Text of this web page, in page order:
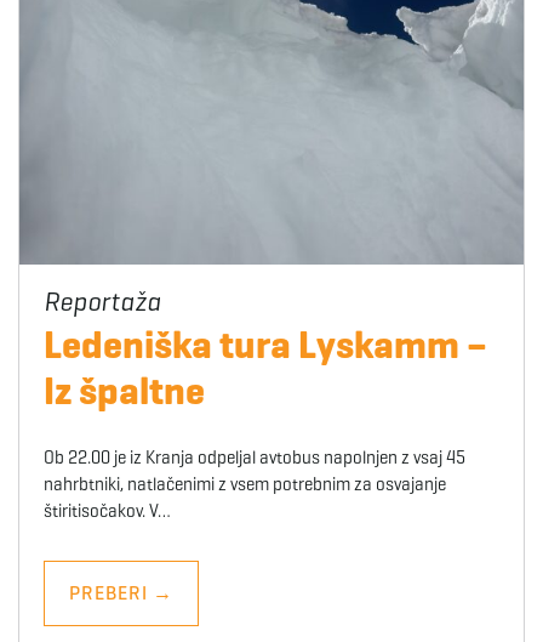
Ledeniška tura Lyskamm –
Iz špaltne
Ob 22.00 je iz Kranja odpeljal avtobus napolnjen z vsaj 45
nahrbtniki, natlačenimi z vsem potrebnim za osvajanje
štiritisočakov. V…
PREBERI →